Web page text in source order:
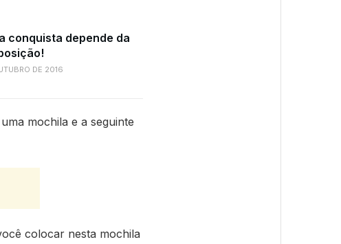
conquista depende da
DE 2016
mochila e a seguinte
colocar nesta mochila